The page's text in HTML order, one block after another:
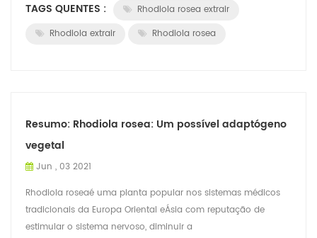
TAGS QUENTES :
Rhodiola rosea extrair
Rhodiola extrair
Rhodiola rosea
Resumo: Rhodiola rosea: Um possível adaptógeno
vegetal
Jun , 03 2021
Rhodiola roseaé uma planta popular nos sistemas médicos
tradicionais da Europa Oriental eÁsia com reputação de
estimular o sistema nervoso, diminuir a